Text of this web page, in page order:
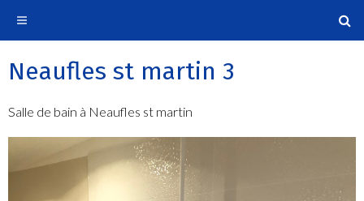
Neaufles st martin 3
Salle de bain à Neaufles st martin